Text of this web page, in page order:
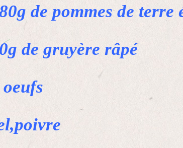
de pommes de terre
de gruyère râpé